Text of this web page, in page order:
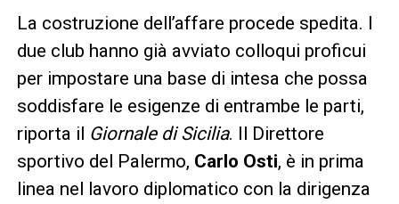
La costruzione dell’affare procede spedita. I
due club hanno già avviato colloqui proficui
per impostare una base di intesa che possa
soddisfare le esigenze di entrambe le parti,
riporta il Giornale di Sicilia. Il Direttore
sportivo del Palermo, Carlo Osti, è in prima
linea nel lavoro diplomatico con la dirigenza